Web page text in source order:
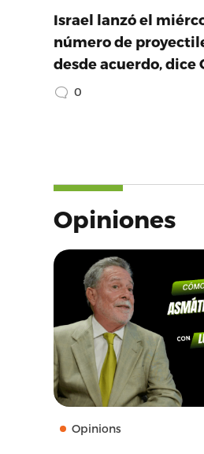
Israel lanzó el
número de
desde acuerdo, dice
0
Opiniones
Opinions